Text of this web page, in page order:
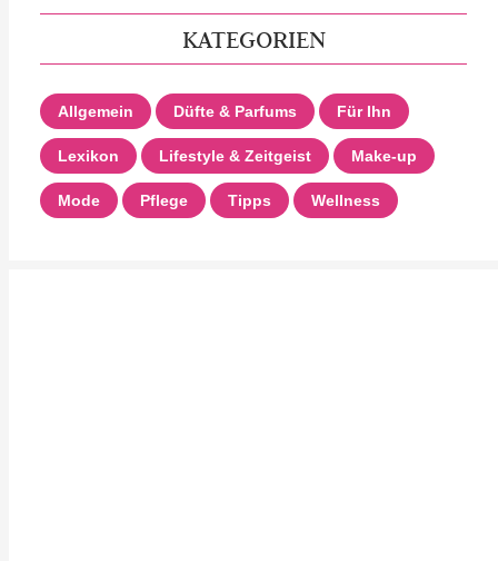
KATEGORIEN
Allgemein Düfte & Parfums Für Ihn
Lexikon Lifestyle & Zeitgeist Make-up
Mode Pflege Tipps Wellness